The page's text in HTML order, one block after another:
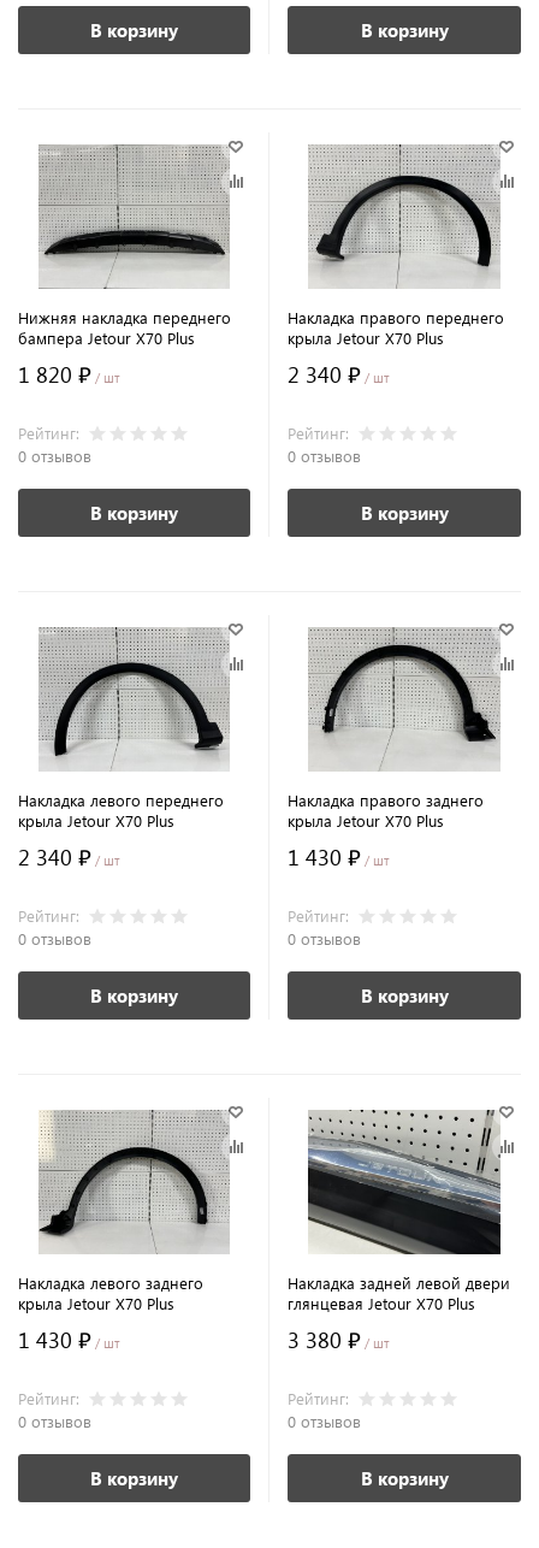
В корзину В корзину
Нижняя накладка переднего
бампера Jetour X70 Plus
1 820 ₽ / шт
Рейтинг:
0 отзывов
В корзину
Накладка правого переднего
крыла Jetour X70 Plus
2 340 ₽ / шт
Рейтинг:
0 отзывов
В корзину
Накладка левого переднего
крыла Jetour X70 Plus
2 340 ₽ / шт
Рейтинг:
0 отзывов
В корзину
Накладка правого заднего
крыла Jetour X70 Plus
1 430 ₽ / шт
Рейтинг:
0 отзывов
В корзину
Накладка левого заднего
крыла Jetour X70 Plus
1 430 ₽ / шт
Рейтинг:
0 отзывов
В корзину
Накладка задней левой двери
глянцевая Jetour X70 Plus
3 380 ₽ / шт
Рейтинг:
0 отзывов
В корзину